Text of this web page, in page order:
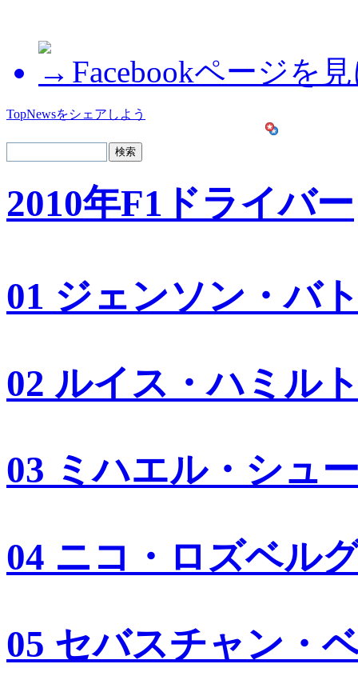
Facebookページを
TopNewsをシェアしよう
2010年F1ドライバー
01 ジェンソン・バ
02 ルイス・ハミル
03 ミハエル・シュ
04 ニコ・ロズベル
05 セバスチャン・